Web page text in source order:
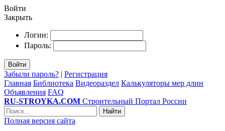
Войти
Закрыть
Логин:
Пароль:
Войти
Забыли пароль? | Регистрация
Главная Библиотека Видеораздел Калькуляторы мер длин
Объявления FAQ
RU-STROYKA.COM Строительный Портал России
Найти
Полная версия сайта